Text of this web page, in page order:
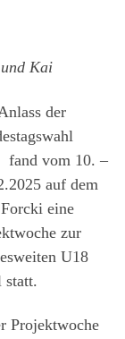
Kai
der
fand vom 10. –
auf dem
eine
zur
U18
statt.
Projektwoche